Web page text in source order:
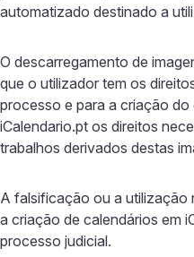
automatizado destinado a
O descarregamento de
que o utilizador tem os
processo e para a criação
iCalendario.pt os direitos
trabalhos derivados destas
A falsificação ou a utilização
a criação de calendários em
processo judicial.